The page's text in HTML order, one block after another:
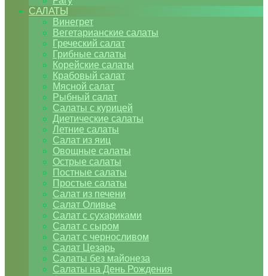
САЛАТЫ
Винегрет
Вегетарианские салаты
Греческий салат
Грибные салаты
Корейские салаты
Крабовый салат
Мясной салат
Рыбный салат
Салаты с курицей
Диетические салаты
Летние салаты
Салат из яиц
Овощные салаты
Острые салаты
Постные салаты
Простые салаты
Салат из печени
Салат Оливье
Салат с сухариками
Салат с сыром
Салат с черносливом
Салат Цезарь
Салаты без майонеза
Салаты на День Рождения